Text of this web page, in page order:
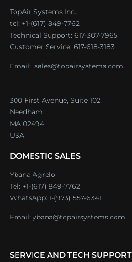
TopAir Systems Inc.
tel: +1-(617) 849-7762
Technical Support: 617-307-7965
Customer Service: 617-618-3183
Email: sales@topairsystems.com
300 First Avenue, Suite 102
Needham
MA 02494
USA
DOMESTIC SALES
Ybana Agrelo
Tel: +1-(617) 849-7762
WhatsApp: 1-(973) 557-6341
Email: ybana@topairsystems.com
SERVICE AND TECH SUPPORT